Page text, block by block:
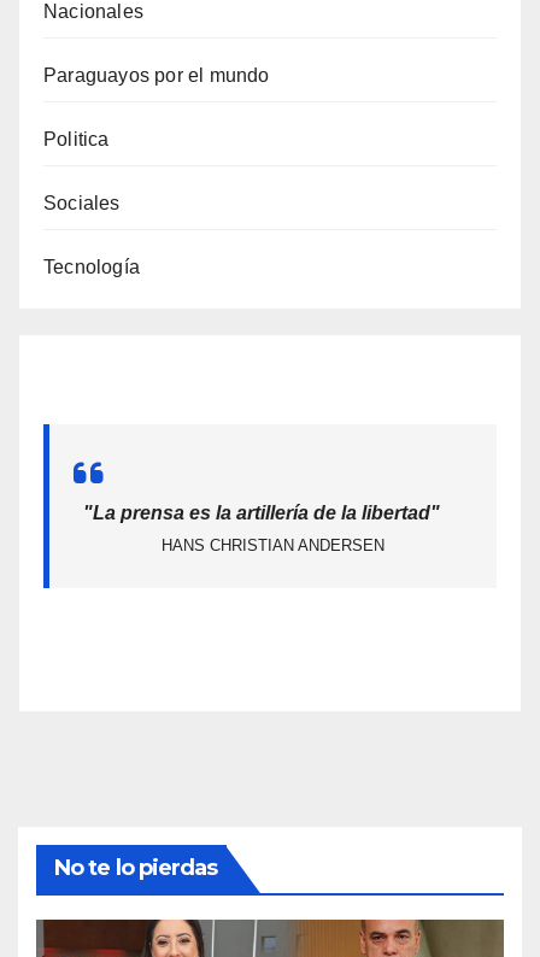
Nacionales
Paraguayos por el mundo
Politica
Sociales
Tecnología
"La prensa es la artillería de la libertad"
HANS CHRISTIAN ANDERSEN
No te lo pierdas